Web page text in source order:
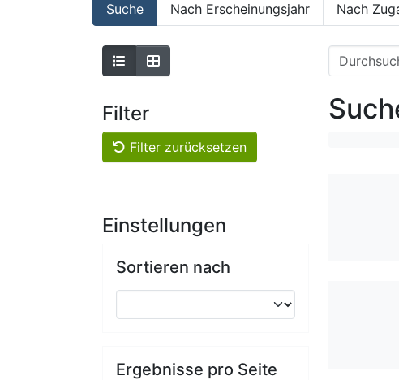
Suche Nach Erscheinungsjahr Nach
Filter
Filter zurücksetzen
Einstellungen
Sortieren nach
Ergebnisse pro Seite